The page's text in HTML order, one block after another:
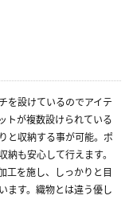
を設けているのでアイテ
トが複数設けられている
と収納する事が可能。ポ
も安心して行えます。
工を施し、しっかりと目
ます。織物とは違う優し